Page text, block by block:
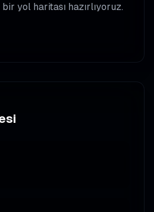
yol haritası hazırlıyoruz.